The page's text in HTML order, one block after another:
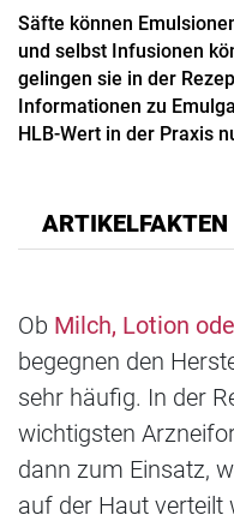
Säfte können
und selbst Infusionen
gelingen sie in der
Informationen zu
HLB-Wert in der Praxis
ARTIKELFAKTEN
Ob Milch, Lotion
begegnen den
sehr häufig. In der
wichtigsten
dann zum Einsatz,
auf der Haut verteilt